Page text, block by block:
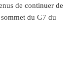
de continuer de
du G7 du